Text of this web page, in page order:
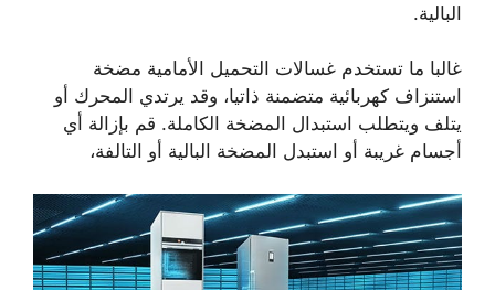
البالية.
غالبا ما تستخدم غسالات التحميل الأمامية مضخة
استنزاف كهربائية متضمنة ذاتيا، وقد يرتدي المحرك أو
يتلف ويتطلب استبدال المضخة الكاملة. قم بإزالة أي
أجسام غريبة أو استبدل المضخة البالية أو التالفة،